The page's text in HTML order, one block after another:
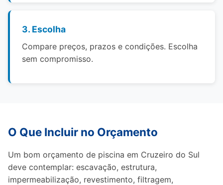
3. Escolha
Compare preços, prazos e condições. Escolha
sem compromisso.
O Que Incluir no Orçamento
Um bom orçamento de piscina em Cruzeiro do Sul
deve contemplar: escavação, estrutura,
impermeabilização, revestimento, filtragem,